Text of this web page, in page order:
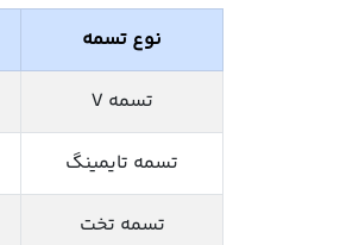
نوع تسمه
تسمه V
تسمه تایمینگ
تسمه تخت